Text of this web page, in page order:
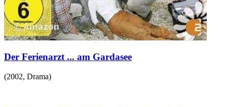
Der Ferienarzt ... am Gardasee
(2002, Drama)